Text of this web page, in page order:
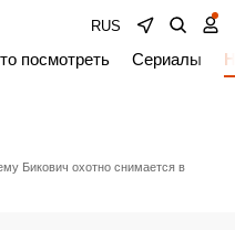
RUS
посмотреть Сериалы
Бикович охотно снимается в